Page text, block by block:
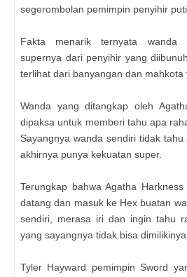
segerombolan pemimpin penyihir
Fakta menarik ternyata wanda
supernya dari penyihir yang
terlihat dari banyangan dan mahkota
Wanda yang ditangkap oleh
dipaksa untuk memberi tahu apa
Sayangnya wanda sendiri tidak
akhirnya punya kekuatan super.
Terungkap bahwa Agatha
datang dan masuk ke Hex buatan
sendiri, merasa iri dan ingin tahu
yang sayangnya tidak bisa dimilikinya.
Tyler Hayward pemimpin Sword